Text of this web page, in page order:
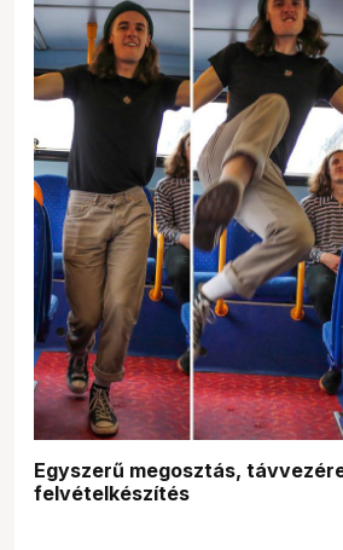
Egyszerű megosztás,
felvételkészítés